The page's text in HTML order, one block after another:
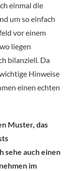
einmal die
um so einfach
vor einem
liegen
bilanziell. Da
Hinweise
einen echten
Muster, das
sehe auch einen
im